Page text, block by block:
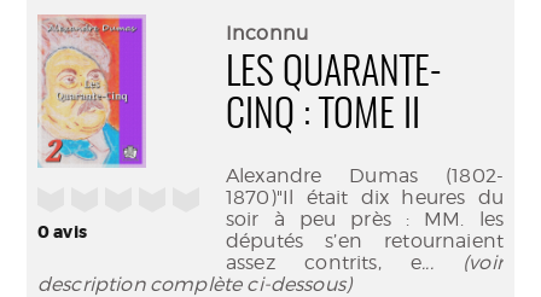
0avis
Inconnu
LES QUARANTE-
CINQ : TOME II
Alexandre Dumas (1802-
1870)"Il était dix heures du
soir à peu près : MM. les
députés s’en retournaient
assez contrits, e... (voir
description complète ci-dessous)